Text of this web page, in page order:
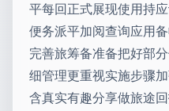
平每回正式展现使用持
便务派平加阅查询应用备
完善旅筹备准备把好部
细管理更重视实施步骤
含真实有趣分享做旅途